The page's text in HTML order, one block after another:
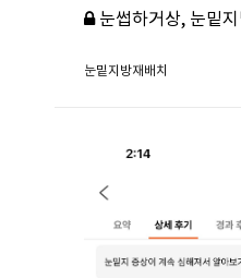
눈썹하거상, 눈밑
눈밑지방재배치